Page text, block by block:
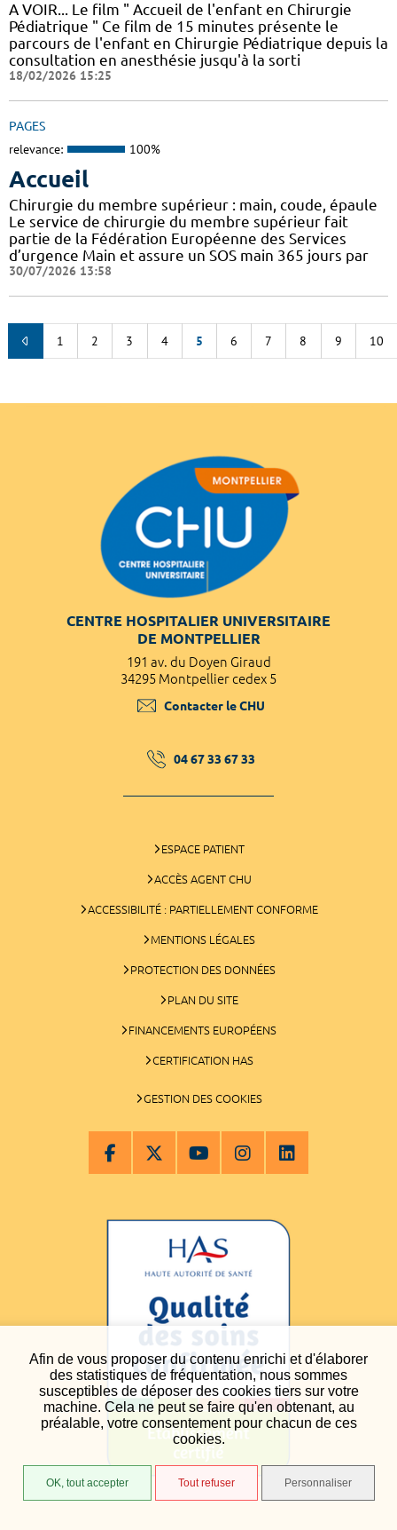
Afin de vous proposer du contenu enrichi et d'élaborer
des statistiques de fréquentation, nous sommes
susceptibles de déposer des cookies tiers sur votre
machine. Cela ne peut se faire qu'en obtenant, au
préalable, votre consentement pour chacun de ces
cookies.
OK, tout accepter Tout refuser Personnaliser
A VOIR... Le film " Accueil de l'enfant en Chirurgie
Pédiatrique " Ce film de 15 minutes présente le
parcours de l'enfant en Chirurgie Pédiatrique depuis la
consultation en anesthésie jusqu'à la sorti
18/02/2026 15:25
PAGES
relevance: 100%
Accueil
Chirurgie du membre supérieur : main, coude, épaule
Le service de chirurgie du membre supérieur fait
partie de la Fédération Européenne des Services
d’urgence Main et assure un SOS main 365 jours par
30/07/2026 13:58
1 2 3 4 5 6 7 8 9 10
CENTRE HOSPITALIER UNIVERSITAIRE
DE MONTPELLIER
191 av. du Doyen Giraud
34295 Montpellier cedex 5
Contacter le CHU
04 67 33 67 33
ESPACE PATIENT
ACCÈS AGENT CHU
ACCESSIBILITÉ : PARTIELLEMENT CONFORME
MENTIONS LÉGALES
PROTECTION DES DONNÉES
PLAN DU SITE
FINANCEMENTS EUROPÉENS
CERTIFICATION HAS
GESTION DES COOKIES